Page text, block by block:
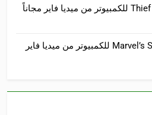
تحميل لعبة Thief Simulator 2 للكمبيوتر من ميديا فاير مجاناً
تحميل لعبة Marvel’s Spider Man 2 للكمبيوتر من ميديا فاير